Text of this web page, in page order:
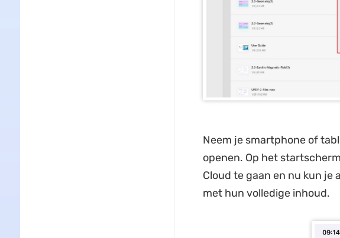
Neem je smartphone of
openen. Op het
Cloud te gaan en nu kun je
met hun volledige inhoud.